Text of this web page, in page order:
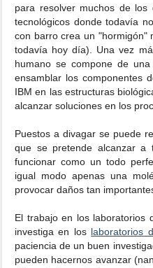
para resolver muchos de
tecnológicos donde todavía
con barro crea un "hormigón"
todavía hoy día). Una vez
humano se compone de
ensamblar los componentes
IBM en las estructuras
alcanzar soluciones en los
Puestos a divagar se puede
que se pretende alcanzar a
funcionar como un todo
igual modo apenas una
provocar daños tan
El trabajo en los laboratorios
investiga en los laboratorios
paciencia de un buen
pueden hacernos avanzar